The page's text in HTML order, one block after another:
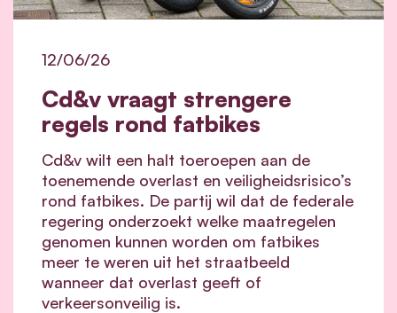
Cd&v vraagt strengere
regels rond fatbikes
12/06/26
Cd&v wilt een halt toeroepen aan de
toenemende overlast en veiligheidsrisico’s
rond fatbikes. De partij wil dat de federale
regering onderzoekt welke maatregelen
genomen kunnen worden om fatbikes
meer te weren uit het straatbeeld
wanneer dat overlast geeft of
verkeersonveilig is.